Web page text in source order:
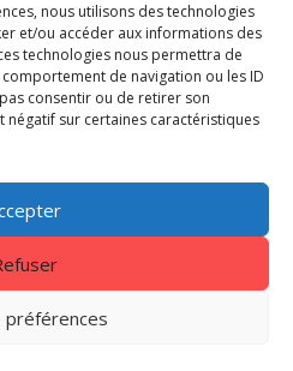
nous utilisons des technologies
et/ou accéder aux informations des
technologies nous permettra de
de navigation ou les ID
consentir ou de retirer son
négatif sur certaines caractéristiques
préférences
À JOUR
|Gestion des cookies
- Politique de confidentialité